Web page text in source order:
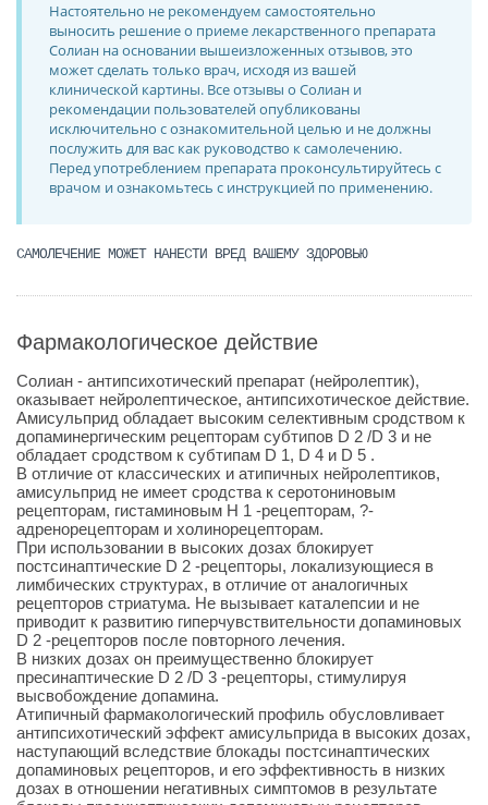
Настоятельно не рекомендуем самостоятельно
выносить решение о приеме лекарственного препарата
Солиан на основании вышеизложенных отзывов, это
может сделать только врач, исходя из вашей
клинической картины. Все отзывы о Солиан и
рекомендации пользователей опубликованы
исключительно с ознакомительной целью и не должны
послужить для вас как руководство к самолечению.
Перед употреблением препарата проконсультируйтесь с
врачом и ознакомьтесь с инструкцией по применению.
САМОЛЕЧЕНИЕ МОЖЕТ НАНЕСТИ ВРЕД ВАШЕМУ ЗДОРОВЬЮ
Фармакологическое действие
Солиан - антипсихотический препарат (нейролептик),
оказывает нейролептическое, антипсихотическое действие.
Амисульприд обладает высоким селективным сродством к
допаминергическим рецепторам субтипов D 2 /D 3 и не
обладает сродством к субтипам D 1, D 4 и D 5 .
В отличие от классических и атипичных нейролептиков,
амисульприд не имеет сродства к серотониновым
рецепторам, гистаминовым Н 1 -рецепторам, ?-
адренорецепторам и холинорецепторам.
При использовании в высоких дозах блокирует
постсинаптические D 2 -рецепторы, локализующиеся в
лимбических структурах, в отличие от аналогичных
рецепторов стриатума. Не вызывает каталепсии и не
приводит к развитию гиперчувствительности допаминовых
D 2 -рецепторов после повторного лечения.
В низких дозах он преимущественно блокирует
пресинаптические D 2 /D 3 -рецепторы, стимулируя
высвобождение допамина.
Атипичный фармакологический профиль обусловливает
антипсихотический эффект амисульприда в высоких дозах,
наступающий вследствие блокады постсинаптических
допаминовых рецепторов, и его эффективность в низких
дозах в отношении негативных симптомов в результате